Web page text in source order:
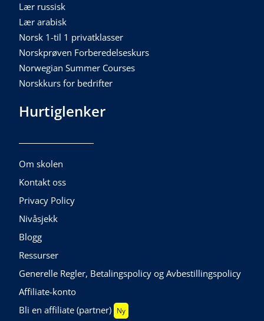
Lær russisk
Lær arabisk
Norsk 1-til 1 privatklasser
Norskprøven Forberedelseskurs
Norwegian Summer Courses
Norskkurs for bedrifter
Hurtiglenker
Om skolen
Kontakt oss
Privacy Policy
Nivåsjekk
Blogg
Ressurser
Generelle Regler, Betalingspolicy og Avbestillingspolicy
Affiliate-konto
Bli en affiliate (partner) Ny